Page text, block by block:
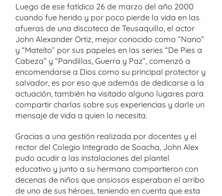
Luego de ese fatídico 26 de marzo del año 2000
cuando fue herido y por poco pierde la vida en las
afueras de una discoteca de Teusaquillo, el actor
John Alexander Ortiz, mejor conocido como “Nano”
y “Mateíto” por sus papeles en las series “De Pies a
Cabeza” y “Pandillas, Guerra y Paz”, comenzó a
encomendarse a Dios como su principal protector y
salvador, es por eso que además de dedicarse a la
actuación, también ha visitado alguno lugares para
compartir charlas sobre sus experiencias y darle un
mensaje de vida a quien lo necesita.
Gracias a una gestión realizada por docentes y el
rector del Colegio Integrado de Soacha, John Alex
pudo acudir a las instalaciones del plantel
educativo y junto a su hermano compartieron con
decenas de niños que ansiosos esperaban el arribo
de uno de sus héroes, teniendo en cuenta que esta